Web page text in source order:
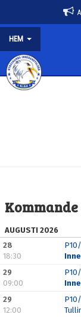
HEM
HEM
VÅRA LAG/TRÄNARE
KONTAKT KANSLI
DOKUMENT
AUGUSTI 2026
28
18:30
P10/
29
09:00
P10/
29
12:00
P10/